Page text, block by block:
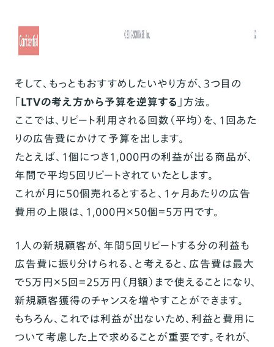
そして、もっともおすすめしたいやり方が、3つ目の
「LTVの考え方から予算を逆算する」方法。
ここでは、リピート利用される回数（平均）を、1回あた
りの広告費にかけて予算を出します。
たとえば、1個につき1,000円の利益が出る商品が、
年間で平均5回リピートされていたとします。
これが月に50個売れるとすると、1ヶ月あたりの広告
費用の上限は、1,000円×50個＝5万円です。
1人の新規顧客が、年間5回リピートする分の利益も
広告費に振り分けられる、と考えると、広告費は最大
で5万円×5回＝25万円（月額）まで使えることになり、
新規顧客獲得のチャンスを増やすことができます。
もちろん、これでは利益が出ないため、利益と費用に
ついて考慮した上で求めることが重要です。それが、